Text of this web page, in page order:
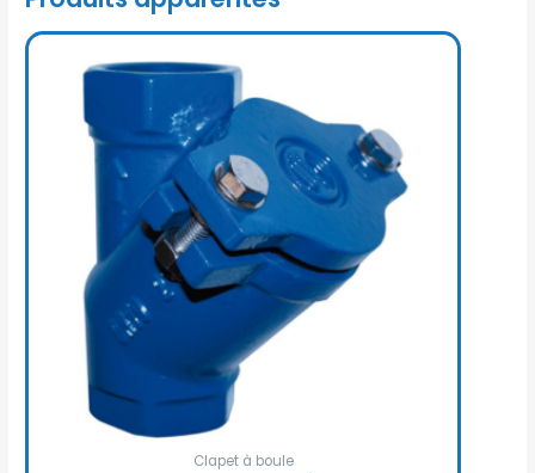
Clapet à boule